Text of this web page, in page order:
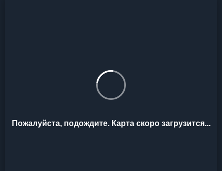
Пожалуйста, подождите. Карта скоро загрузится...